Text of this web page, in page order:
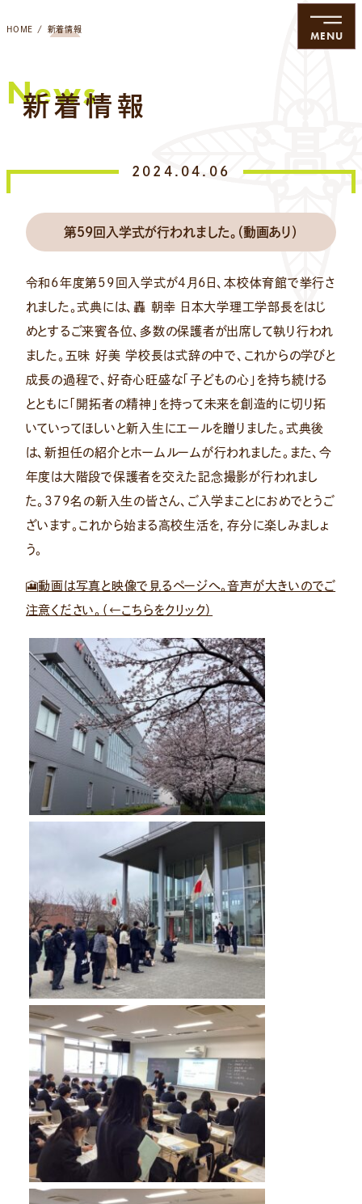
MENU
HOME 新着情報
新着情報
News
2024.04.06
第５9回入学式が行われました。（動画あり）
令和6年度第59回入学式が4月6日、本校体育館で挙行さ
れました。式典には、轟 朝幸 日本大学理工学部長をはじ
めとするご来賓各位、多数の保護者が出席して執り行われ
ました。五味 好美 学校長は式辞の中で、これからの学びと
成長の過程で、好奇心旺盛な「子どもの心」を持ち続ける
とともに「開拓者の精神」を持って未来を創造的に切り拓
いていってほしいと新入生にエールを贈りました。式典後
は、新担任の紹介とホームルームが行われました。また、今
年度は大階段で保護者を交えた記念撮影が行われまし
た。379名の新入生の皆さん、ご入学まことにおめでとうご
ざいます。これから始まる高校生活を，存分に楽しみましょ
う。
🎦動画は写真と映像で見るページへ。音声が大きいのでご
注意ください。（←こちらをクリック）